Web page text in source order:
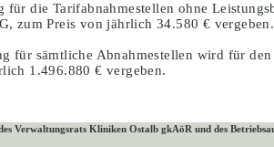
für die Tarifabnahmestellen ohne
zum Preis von jährlich 34.580 € vergeben.
für sämtliche Abnahmestellen wird für
1.496.880 € vergeben.
Verwaltungsrats Kliniken Ostalb gkAöR und des